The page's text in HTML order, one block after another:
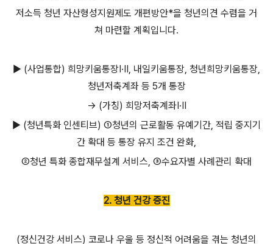
저소득 청년 자산형성지원제도 개편방안*을 청년의견 수렴을 거
쳐 마련할 계획입니다.
▶ (사업통합) 희망키움통장Ⅰ·Ⅱ, 내일키움통장, 청년희망키움통장,
청년저축계좌 등 5개 통장
→ (가칭) 희망저축계좌Ⅰ·Ⅱ
▶ (청년특화 인센티브) ①청년의 근로활동 유예기간, 적립 중지기
간 확대 등 통장 유지 조건 완화,
②청년 특화 종합재무설계 서비스, ③수요자별 사례관리 확대
2. 청년 건강 증진
(정신건강 서비스) 코로나 우울 등 정신적 어려움을 겪는 청년의